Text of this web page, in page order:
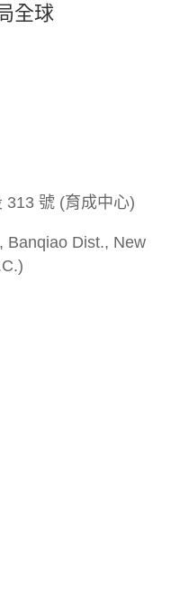
全球
313 號 (育成中心)
Banqiao Dist., New